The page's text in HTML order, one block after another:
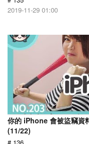
2019-11-29 01:00
你的 iPhone 會被盜竊資
(11/22)